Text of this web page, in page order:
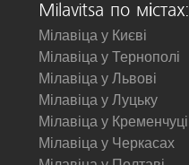
Milavitsa по містах:
Мілавіца у Києві
Мілавіца у Тернополі
Мілавіца у Львові
Мілавіца у Луцьку
Мілавіца у Кременчуці
Мілавіца у Черкасах